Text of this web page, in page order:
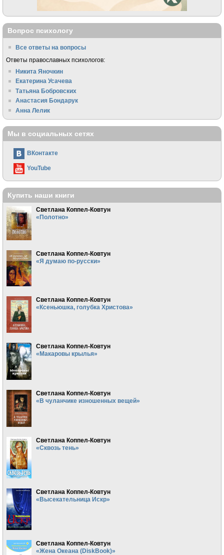
Вопрос психологу
Все ответы на вопросы
Ответы православных психологов:
Никита Яночкин
Екатерина Усачева
Татьяна Бобровских
Анастасия Бондарук
Анна Лелик
Мы в социальных сетях
ВКонтакте
YouTube
Купить наши книги
Светлана Коппел-Ковтун
«Полотно»
Светлана Коппел-Ковтун
«Я думаю по-русски»
Светлана Коппел-Ковтун
«Ксеньюшка, голубка Христова»
Светлана Коппел-Ковтун
«Макаровы крылья»
Светлана Коппел-Ковтун
«В чуланчике изношенных вещей»
Светлана Коппел-Ковтун
«Сквозь тень»
Светлана Коппел-Ковтун
«Высекательница Искр»
Светлана Коппел-Ковтун
«Жена Океана (DiskBook)»